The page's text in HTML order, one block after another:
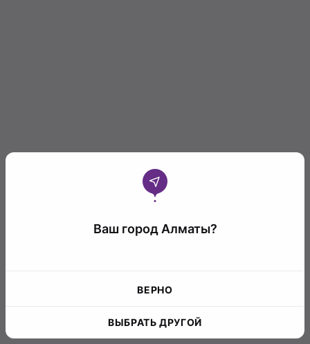
Ваш город Алматы?
ВЕРНО
ВЫБРАТЬ ДРУГОЙ